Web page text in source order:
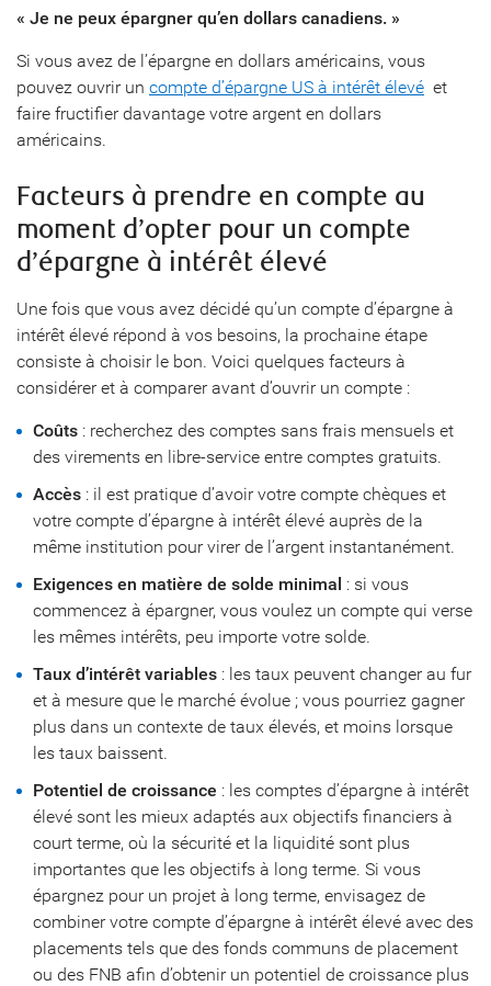
« Je ne peux épargner qu’en dollars canadiens. »
Si vous avez de l’épargne en dollars américains, vous
pouvez ouvrir un compte d’épargne US à intérêt élevé et
faire fructifier davantage votre argent en dollars
américains.
Facteurs à prendre en compte au
moment d’opter pour un compte
d’épargne à intérêt élevé
Une fois que vous avez décidé qu’un compte d’épargne à
intérêt élevé répond à vos besoins, la prochaine étape
consiste à choisir le bon. Voici quelques facteurs à
considérer et à comparer avant d’ouvrir un compte :
Coûts : recherchez des comptes sans frais mensuels et
des virements en libre-service entre comptes gratuits.
Accès : il est pratique d’avoir votre compte chèques et
votre compte d’épargne à intérêt élevé auprès de la
même institution pour virer de l’argent instantanément.
Exigences en matière de solde minimal : si vous
commencez à épargner, vous voulez un compte qui verse
les mêmes intérêts, peu importe votre solde.
Taux d’intérêt variables : les taux peuvent changer au fur
et à mesure que le marché évolue ; vous pourriez gagner
plus dans un contexte de taux élevés, et moins lorsque
les taux baissent.
Potentiel de croissance : les comptes d’épargne à intérêt
élevé sont les mieux adaptés aux objectifs financiers à
court terme, où la sécurité et la liquidité sont plus
importantes que les objectifs à long terme. Si vous
épargnez pour un projet à long terme, envisagez de
combiner votre compte d’épargne à intérêt élevé avec des
placements tels que des fonds communs de placement
ou des FNB afin d’obtenir un potentiel de croissance plus